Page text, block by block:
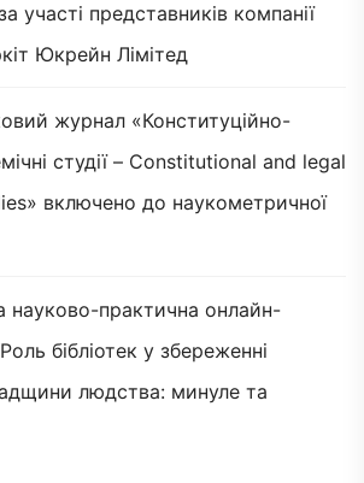
участі представників компанії
Юкрейн Лімітед
журнал «Конституційно-
студії – Constitutional and legal
включено до наукометричної
науково-практична онлайн-
бібліотек у збереженні
людства: минуле та